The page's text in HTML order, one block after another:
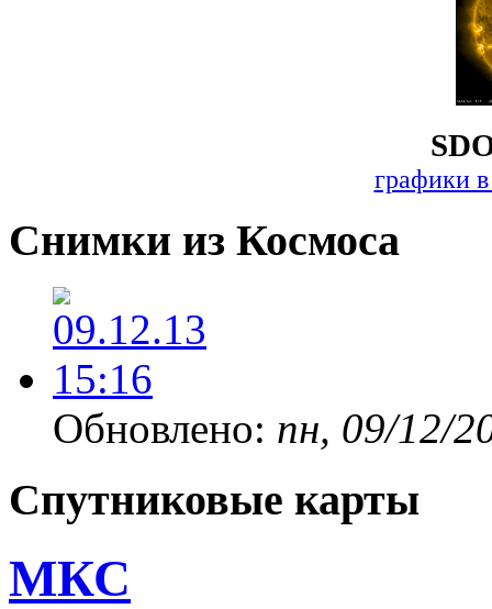
графики
Снимки из Космоса
Обновлено: пн, 09/12/
Спутниковые карты
МКС